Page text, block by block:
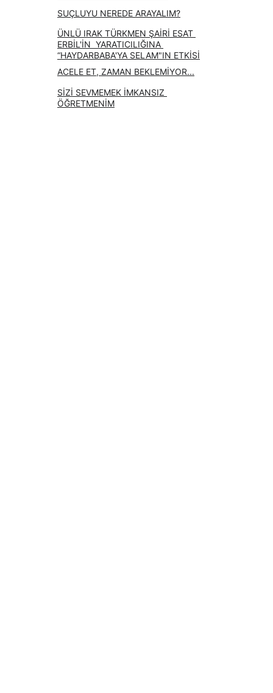
ACELE ET, ZAMAN BEKLEMİYOR...
ÜNLÜ IRAK TÜRKMEN ŞAİRİ ESAT
ERBİL'İN  YARATICILIĞINA
“HAYDARBABA'YA SELAM"IN ETKİSİ
SUÇLUYU NEREDE ARAYALIM?
SİZİ SEVMEMEK İMKANSIZ
ÖĞRETMENİM